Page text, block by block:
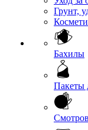
Грунт,
Бахилы
Пакеты